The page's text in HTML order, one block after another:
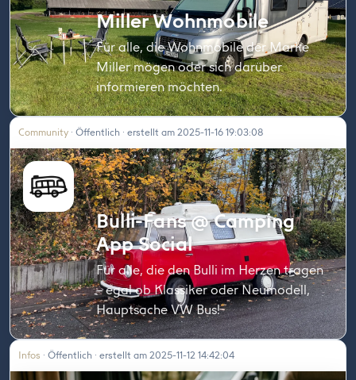
Miller Wohnmobile
Für alle, die Wohnmobile der Marke
Miller mögen oder sich darüber
informieren möchten.
Community · Öffentlich · erstellt am 2025-11-16 19:03:08
Bulli-Fans @ Camping
App Social
Für alle, die den Bulli im Herzen tragen
– egal ob Klassiker oder Neumodell,
Hauptsache VW Bus!
Infos · Öffentlich · erstellt am 2025-11-12 14:42:04